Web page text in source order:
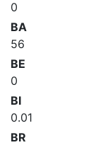
0
BA
56
BE
0
BI
0.01
BR